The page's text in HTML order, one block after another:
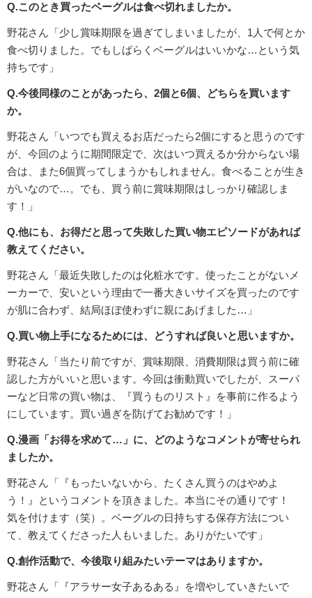
Q.このとき買ったベーグルは食べ切れましたか。
野花さん「少し賞味期限を過ぎてしまいましたが、1人で何とか
食べ切りました。でもしばらくベーグルはいいかな…という気
持ちです」
Q.今後同様のことがあったら、2個と6個、どちらを買います
か。
野花さん「いつでも買えるお店だったら2個にすると思うのです
が、今回のように期間限定で、次はいつ買えるか分からない場
合は、また6個買ってしまうかもしれません。食べることが生き
がいなので…。でも、買う前に賞味期限はしっかり確認しま
す！」
Q.他にも、お得だと思って失敗した買い物エピソードがあれば
教えてください。
野花さん「最近失敗したのは化粧水です。使ったことがないメ
ーカーで、安いという理由で一番大きいサイズを買ったのです
が肌に合わず、結局ほぼ使わずに親にあげました…」
Q.買い物上手になるためには、どうすれば良いと思いますか。
野花さん「当たり前ですが、賞味期限、消費期限は買う前に確
認した方がいいと思います。今回は衝動買いでしたが、スーパ
ーなど日常の買い物は、『買うものリスト』を事前に作るよう
にしています。買い過ぎを防げてお勧めです！」
Q.漫画「お得を求めて…」に、どのようなコメントが寄せられ
ましたか。
野花さん「『もったいないから、たくさん買うのはやめよ
う！』というコメントを頂きました。本当にその通りです！
気を付けます（笑）。ベーグルの日持ちする保存方法につい
て、教えてくださった人もいました。ありがたいです」
Q.創作活動で、今後取り組みたいテーマはありますか。
野花さん「『アラサー女子あるある』を増やしていきたいで